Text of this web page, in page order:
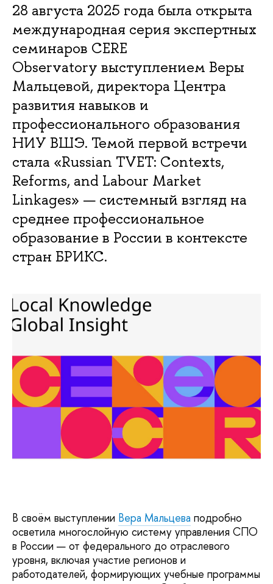
28 августа 2025 года была открыта
международная серия экспертных
семинаров CERE
Observatory выступлением Веры
Мальцевой, директора Центра
развития навыков и
профессионального образования
НИУ ВШЭ. Темой первой встречи
стала «Russian TVET: Contexts,
Reforms, and Labour Market
Linkages» — системный взгляд на
среднее профессиональное
образование в России в контексте
стран БРИКС.
В своём выступлении Вера Мальцева подробно
осветила многослойную систему управления СПО
в России — от федерального до отраслевого
уровня, включая участие регионов и
работодателей, формирующих учебные программы